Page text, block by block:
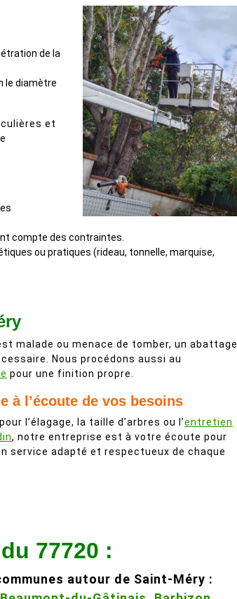
de la
le diamètre
et
compte des contraintes.
ou pratiques (rideau, tonnelle, marquise,
malade ou menace de tomber, un abattage
Nous procédons aussi au
pour une finition propre.
à l’écoute de vos besoins
l’élagage, la taille d’arbres ou l’entretien
, notre entreprise est à votre écoute pour
service adapté et respectueux de chaque
77720 :
autour de Saint-Méry :